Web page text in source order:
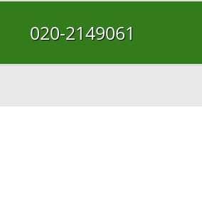
020-2149061